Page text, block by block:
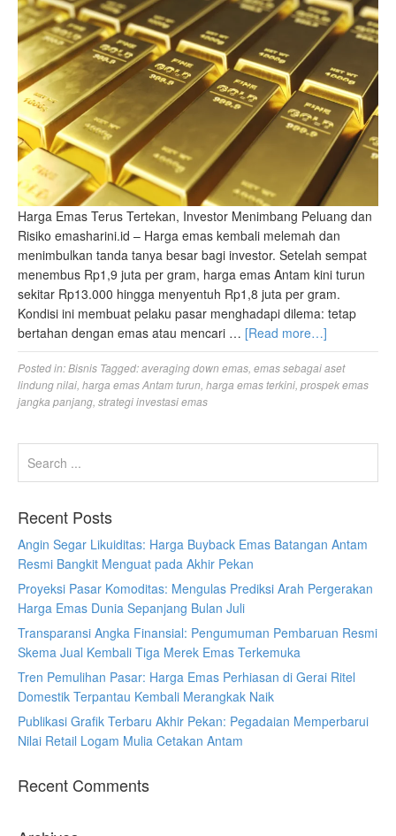
Harga Emas Terus Tertekan, Investor Menimbang Peluang dan
Risiko emasharini.id – Harga emas kembali melemah dan
menimbulkan tanda tanya besar bagi investor. Setelah sempat
menembus Rp1,9 juta per gram, harga emas Antam kini turun
sekitar Rp13.000 hingga menyentuh Rp1,8 juta per gram.
Kondisi ini membuat pelaku pasar menghadapi dilema: tetap
bertahan dengan emas atau mencari … [Read more…]
Posted in:Bisnis Tagged:averaging down emas emas sebagai aset
lindung nilai harga emas Antam turun harga emas terkini prospek emas
jangka panjang strategi investasi emas
Recent Posts
Angin Segar Likuiditas: Harga Buyback Emas Batangan Antam
Resmi Bangkit Menguat pada Akhir Pekan
Proyeksi Pasar Komoditas: Mengulas Prediksi Arah Pergerakan
Harga Emas Dunia Sepanjang Bulan Juli
Transparansi Angka Finansial: Pengumuman Pembaruan Resmi
Skema Jual Kembali Tiga Merek Emas Terkemuka
Tren Pemulihan Pasar: Harga Emas Perhiasan di Gerai Ritel
Domestik Terpantau Kembali Merangkak Naik
Publikasi Grafik Terbaru Akhir Pekan: Pegadaian Memperbarui
Nilai Retail Logam Mulia Cetakan Antam
Recent Comments